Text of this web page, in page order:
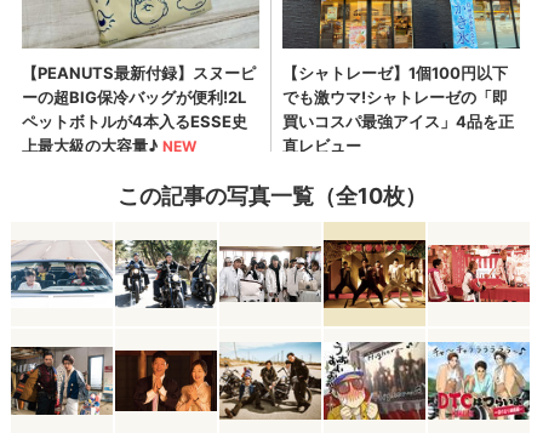
この記事の写真一覧（全10枚）